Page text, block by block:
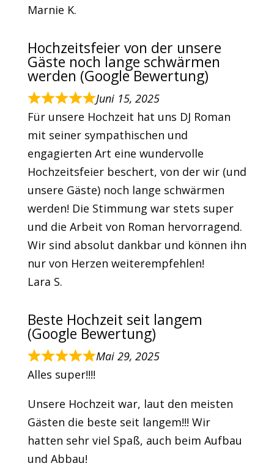
Marnie K.
Hochzeitsfeier von der unsere
Gäste noch lange schwärmen
werden (Google Bewertung)
Juni 15, 2025
Für unsere Hochzeit hat uns DJ Roman
mit seiner sympathischen und
engagierten Art eine wundervolle
Hochzeitsfeier beschert, von der wir (und
unsere Gäste) noch lange schwärmen
werden! Die Stimmung war stets super
und die Arbeit von Roman hervorragend.
Wir sind absolut dankbar und können ihn
nur von Herzen weiterempfehlen!
Lara S.
Beste Hochzeit seit langem
(Google Bewertung)
Mai 29, 2025
Alles super!!!!
Unsere Hochzeit war, laut den meisten
Gästen die beste seit langem!!! Wir
hatten sehr viel Spaß, auch beim Aufbau
und Abbau!